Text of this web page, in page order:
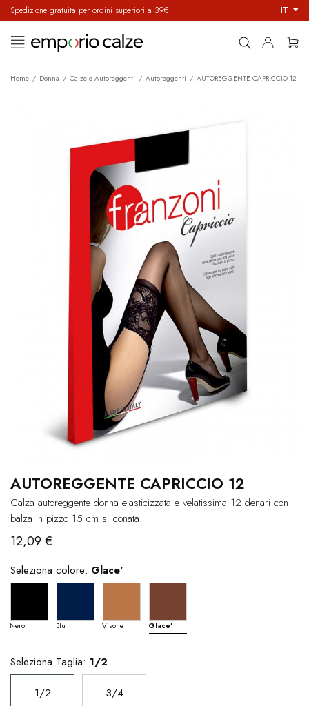
Spedizione gratuita per ordini superiori a 39€ IT
navigazione
Toggle
☰
Home Donna Calze e Autoreggenti Autoreggenti AUTOREGGENTE CAPRICCIO 12
AUTOREGGENTE CAPRICCIO 12
Calza autoreggente donna elasticizzata e velatissima 12 denari con
balza in pizzo 15 cm siliconata.
12,09 €
Seleziona colore: Glace'
Nero Blu Visone Glace'
Seleziona Taglia: 1/2
1/2 3/4